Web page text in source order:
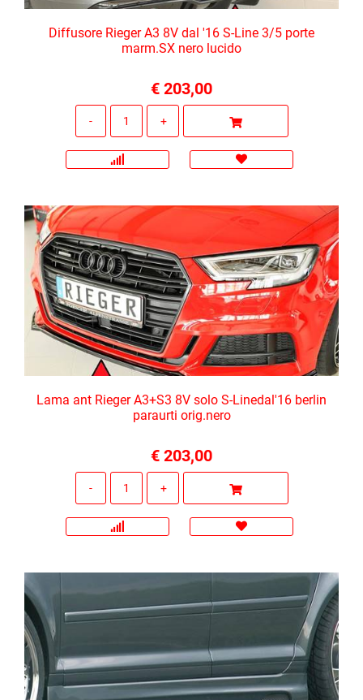
Diffusore Rieger A3 8V dal '16 S-Line 3/5 porte
marm.SX nero lucido
€ 203,00
Lama ant Rieger A3+S3 8V solo S-Linedal'16 berlin
paraurti orig.nero
€ 203,00